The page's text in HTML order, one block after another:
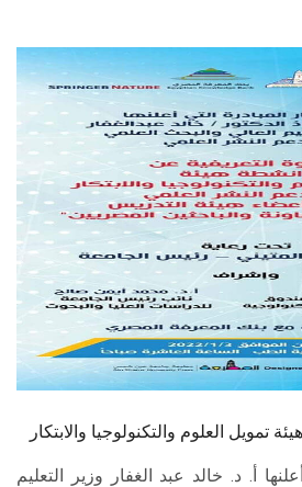
تواصل معنا
الطلاب
هيئة التدريس
الدراسات العليا
الخريجين
الموظفون
الزائـرون
تمويل العلوم والتكنولوجيا والابتكار
أ. د. خالد عبد الغفار وزير التعليم